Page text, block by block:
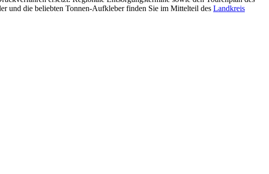
und die beliebten Tonnen-Aufkleber finden Sie im Mittelteil des Landkreis